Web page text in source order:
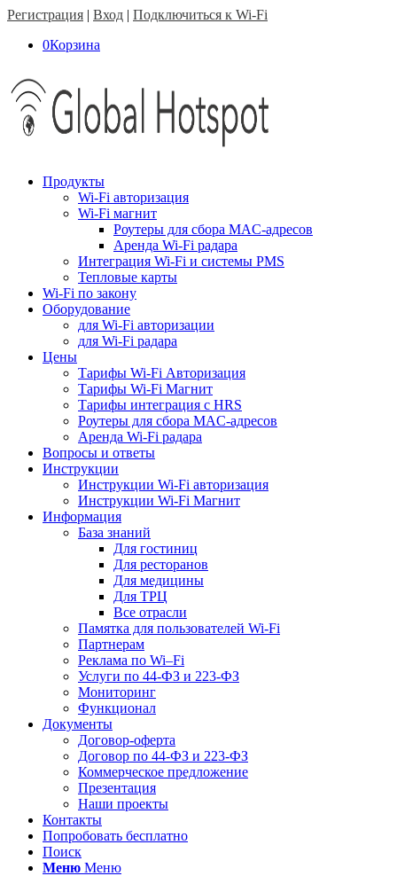
Регистрация | Вход | Подключиться к Wi-Fi
0Корзина
Продукты
Wi-Fi авторизация
Wi-Fi магнит
Роутеры для сбора MAC-адресов
Аренда Wi-Fi радара
Интеграция Wi-Fi и системы PMS
Тепловые карты
Wi-Fi по закону
Оборудование
для Wi-Fi авторизации
для Wi-Fi радара
Цены
Тарифы Wi-Fi Авторизация
Тарифы Wi-Fi Магнит
Тарифы интеграция с HRS
Роутеры для сбора MAC-адресов
Аренда Wi-Fi радара
Вопросы и ответы
Инструкции
Инструкции Wi-Fi авторизация
Инструкции Wi-Fi Магнит
Информация
База знаний
Для гостиниц
Для ресторанов
Для медицины
Для ТРЦ
Все отрасли
Памятка для пользователей Wi-Fi
Партнерам
Реклама по Wi–Fi
Услуги по 44-ФЗ и 223-ФЗ
Мониторинг
Функционал
Документы
Договор-оферта
Договор по 44-ФЗ и 223-ФЗ
Коммерческое предложение
Презентация
Наши проекты
Контакты
Попробовать бесплатно
Поиск
Меню Меню